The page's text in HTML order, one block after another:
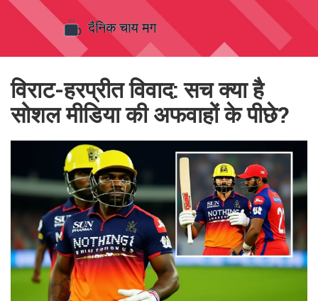
विराट-हरप्रीत विवाद: सच क्या है
सोशल मीडिया की अफवाहों के पीछे?